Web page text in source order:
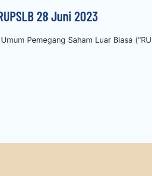
28 Juni 2023
Pemegang Saham Luar Biasa